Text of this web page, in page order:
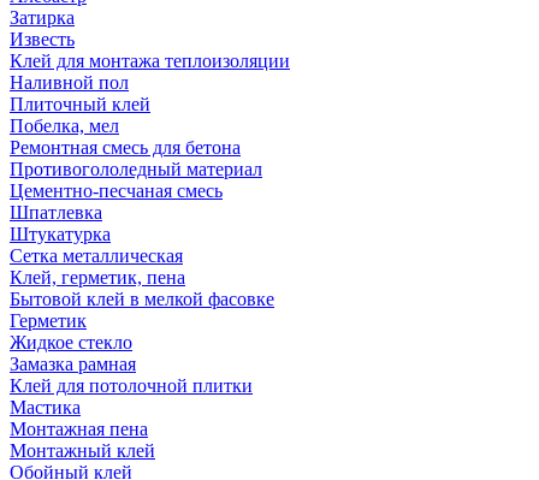
Затирка
Известь
Клей для монтажа теплоизоляции
Наливной пол
Плиточный клей
Побелка, мел
Ремонтная смесь для бетона
Противогололедный материал
Цементно-песчаная смесь
Шпатлевка
Штукатурка
Сетка металлическая
Клей, герметик, пена
Бытовой клей в мелкой фасовке
Герметик
Жидкое стекло
Замазка рамная
Клей для потолочной плитки
Мастика
Монтажная пена
Монтажный клей
Обойный клей